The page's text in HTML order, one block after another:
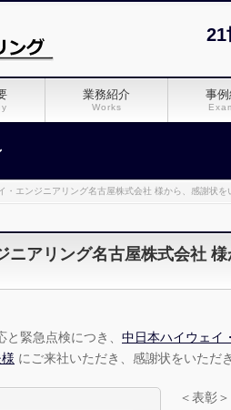
21
業務紹介
Works
事
・エンジニアリング名古屋株式会社 様から、感謝状を
ニアリング名古屋株式会社
緊急点検につき、 中日本ハイウェイ
にご来社いただき、感謝状をいただ
＜表彰＞